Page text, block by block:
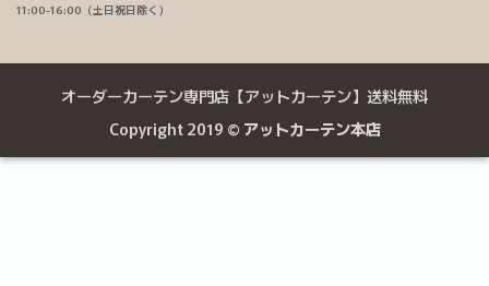
11:00-16:00（土日祝日除く）
オーダーカーテン専門店【アットカーテン】送料無料
Copyright 2019 © アットカーテン本店